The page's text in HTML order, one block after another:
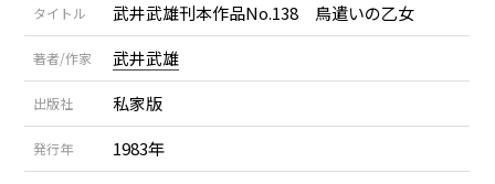
タイトル 武井武雄刊本作品No.138 鳥遣いの乙女
著者/作家 武井武雄
出版社 私家版
発行年 1983年